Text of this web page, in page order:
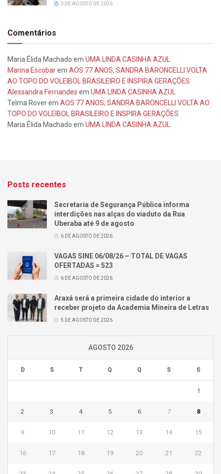
3 DE AGOSTO DE 2026
Comentários
Maria Élida Machado em UMA LINDA CASINHA AZUL
Marina Escobarem AOS 77 ANOS, SANDRA BARONCELLI VOLTA
AO TOPO DO VOLEIBOL BRASILEIRO E INSPIRA GERAÇÕES
Alessandra Fernandes em UMA LINDA CASINHA AZUL
Telma Roverem AOS 77 ANOS, SANDRA BARONCELLI VOLTA AO
TOPO DO VOLEIBOL BRASILEIRO E INSPIRA GERAÇÕES
Maria Élida Machado em UMA LINDA CASINHA AZUL
Posts recentes
Secretaria de Segurança Pública informa
interdições nas alças do viaduto da Rua
Uberaba até 9 de agosto
6 DE AGOSTO DE 2026
VAGAS SINE 06/08/26 – TOTAL DE VAGAS
OFERTADAS = 523
6 DE AGOSTO DE 2026
Araxá será a primeira cidade do interior a
receber projeto da Academia Mineira de Letras
5 DE AGOSTO DE 2026
AGOSTO 2026
D S T Q Q S S
1
2 3 4 5 6 7 8
9 10 11 12 13 14 15
16 17 18 19 20 21 22